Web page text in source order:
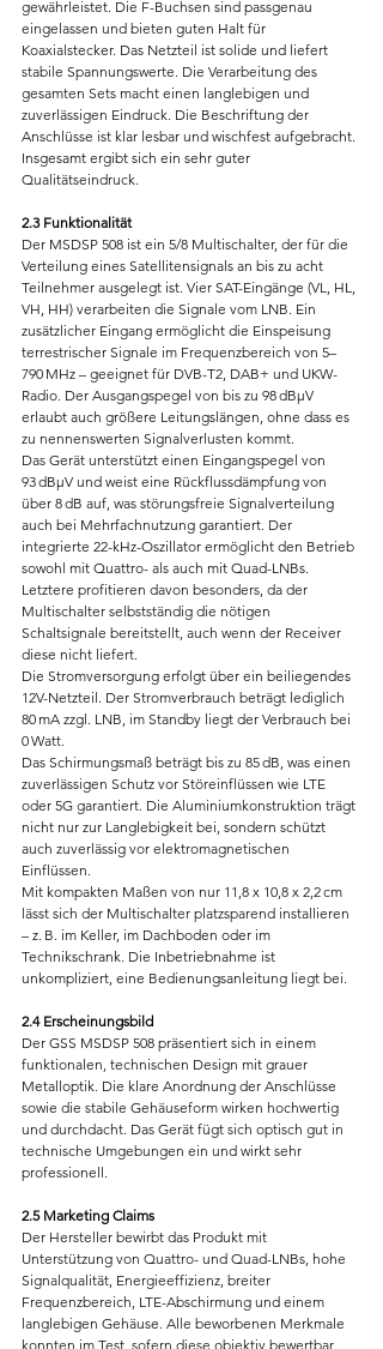
gewährleistet. Die F-Buchsen sind passgenau
eingelassen und bieten guten Halt für
Koaxialstecker. Das Netzteil ist solide und liefert
stabile Spannungswerte. Die Verarbeitung des
gesamten Sets macht einen langlebigen und
zuverlässigen Eindruck. Die Beschriftung der
Anschlüsse ist klar lesbar und wischfest aufgebracht.
Insgesamt ergibt sich ein sehr guter
Qualitätseindruck.
2.3 Funktionalität
Der MSDSP 508 ist ein 5/8 Multischalter, der für die
Verteilung eines Satellitensignals an bis zu acht
Teilnehmer ausgelegt ist. Vier SAT-Eingänge (VL, HL,
VH, HH) verarbeiten die Signale vom LNB. Ein
zusätzlicher Eingang ermöglicht die Einspeisung
terrestrischer Signale im Frequenzbereich von 5–
790 MHz – geeignet für DVB-T2, DAB+ und UKW-
Radio. Der Ausgangspegel von bis zu 98 dBµV
erlaubt auch größere Leitungslängen, ohne dass es
zu nennenswerten Signalverlusten kommt.
Das Gerät unterstützt einen Eingangspegel von
93 dBµV und weist eine Rückflussdämpfung von
über 8 dB auf, was störungsfreie Signalverteilung
auch bei Mehrfachnutzung garantiert. Der
integrierte 22-kHz-Oszillator ermöglicht den Betrieb
sowohl mit Quattro- als auch mit Quad-LNBs.
Letztere profitieren davon besonders, da der
Multischalter selbstständig die nötigen
Schaltsignale bereitstellt, auch wenn der Receiver
diese nicht liefert.
Die Stromversorgung erfolgt über ein beiliegendes
12V-Netzteil. Der Stromverbrauch beträgt lediglich
80 mA zzgl. LNB, im Standby liegt der Verbrauch bei
0 Watt.
Das Schirmungsmaß beträgt bis zu 85 dB, was einen
zuverlässigen Schutz vor Störeinflüssen wie LTE
oder 5G garantiert. Die Aluminiumkonstruktion trägt
nicht nur zur Langlebigkeit bei, sondern schützt
auch zuverlässig vor elektromagnetischen
Einflüssen.
Mit kompakten Maßen von nur 11,8 x 10,8 x 2,2 cm
lässt sich der Multischalter platzsparend installieren
– z. B. im Keller, im Dachboden oder im
Technikschrank. Die Inbetriebnahme ist
unkompliziert, eine Bedienungsanleitung liegt bei.
2.4 Erscheinungsbild
Der GSS MSDSP 508 präsentiert sich in einem
funktionalen, technischen Design mit grauer
Metalloptik. Die klare Anordnung der Anschlüsse
sowie die stabile Gehäuseform wirken hochwertig
und durchdacht. Das Gerät fügt sich optisch gut in
technische Umgebungen ein und wirkt sehr
professionell.
2.5 Marketing Claims
Der Hersteller bewirbt das Produkt mit
Unterstützung von Quattro- und Quad-LNBs, hohe
Signalqualität, Energieeffizienz, breiter
Frequenzbereich, LTE-Abschirmung und einem
langlebigen Gehäuse. Alle beworbenen Merkmale
konnten im Test, sofern diese objektiv bewertbar